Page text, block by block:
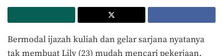
Bermodal ijazah kuliah dan gelar sarjana nyatanya
tak membuat Lily (23) mudah mencari pekerjaan,